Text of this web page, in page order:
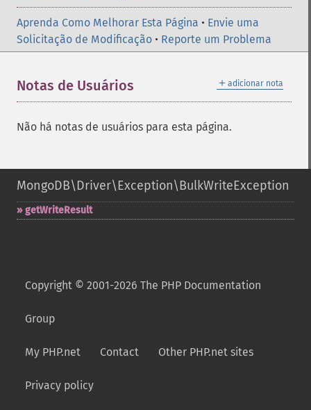
Aprenda Como Melhorar Esta Página • Envie uma
Solicitação de Modificação • Reporte um Problema
＋ adicionar nota
Notas de Usuários
Não há notas de usuários para esta página.
MongoDB\Driver\Exception\BulkWriteException
getWriteResult
Copyright © 2001-2026 The PHP Documentation
Group
My PHP.net Contact Other PHP.net sites
Privacy policy